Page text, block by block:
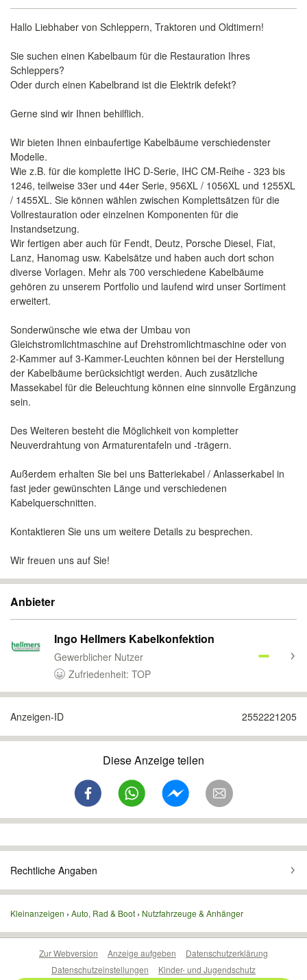
Hallo Liebhaber von Schleppern, Traktoren und Oldtimern!
Sie suchen einen Kabelbaum für die Restauration Ihres
Schleppers?
Oder durch einen Kabelbrand ist die Elektrik defekt?
Gerne sind wir Ihnen behilflich.
Wir bieten Ihnen einbaufertige Kabelbäume verschiedenster
Modelle.
Wie z.B. für die komplette IHC D-Serie, IHC CM-Reihe - 323 bis
1246, teilweise 33er und 44er Serie, 956XL / 1056XL und 1255XL
/ 1455XL. Sie können wählen zwischen Komplettsätzen für die
Vollrestauration oder einzelnen Komponenten für die
Instandsetzung.
Wir fertigen aber auch für Fendt, Deutz, Porsche Diesel, Fiat,
Lanz, Hanomag usw. Kabelsätze und haben auch dort schon
diverse Vorlagen. Mehr als 700 verschiedene Kabelbäume
gehören zu unserem Portfolio und laufend wird unser Sortiment
erweitert.
Sonderwünsche wie etwa der Umbau von
Gleichstromlichtmaschine auf Drehstromlichtmaschine oder von
2-Kammer auf 3-Kammer-Leuchten können bei der Herstellung
der Kabelbäume berücksichtigt werden. Auch zusätzliche
Massekabel für die Beleuchtung können eine sinnvolle Ergänzung
sein.
Des Weiteren besteht die Möglichkeit von kompletter
Neuverdrahtung von Armaturentafeln und -trägern.
Außerdem erhalten Sie bei uns Batteriekabel / Anlasserkabel in
fast jeder gewünschten Länge und verschiedenen
Kabelquerschnitten.
Kontaktieren Sie uns um weitere Details zu besprechen.
Wir freuen uns auf Sie!
Anbieter
Ingo Hellmers Kabelkonfektion
Gewerblicher Nutzer
Zufriedenheit: TOP
Anzeigen-ID 2552221205
Diese Anzeige teilen
Rechtliche Angaben
Kleinanzeigen Auto, Rad & Boot Nutzfahrzeuge & Anhänger
Zur Webversion Anzeige aufgeben
Datenschutzerklärung
Datenschutzeinstellungen
Kinder- und Jugendschutz